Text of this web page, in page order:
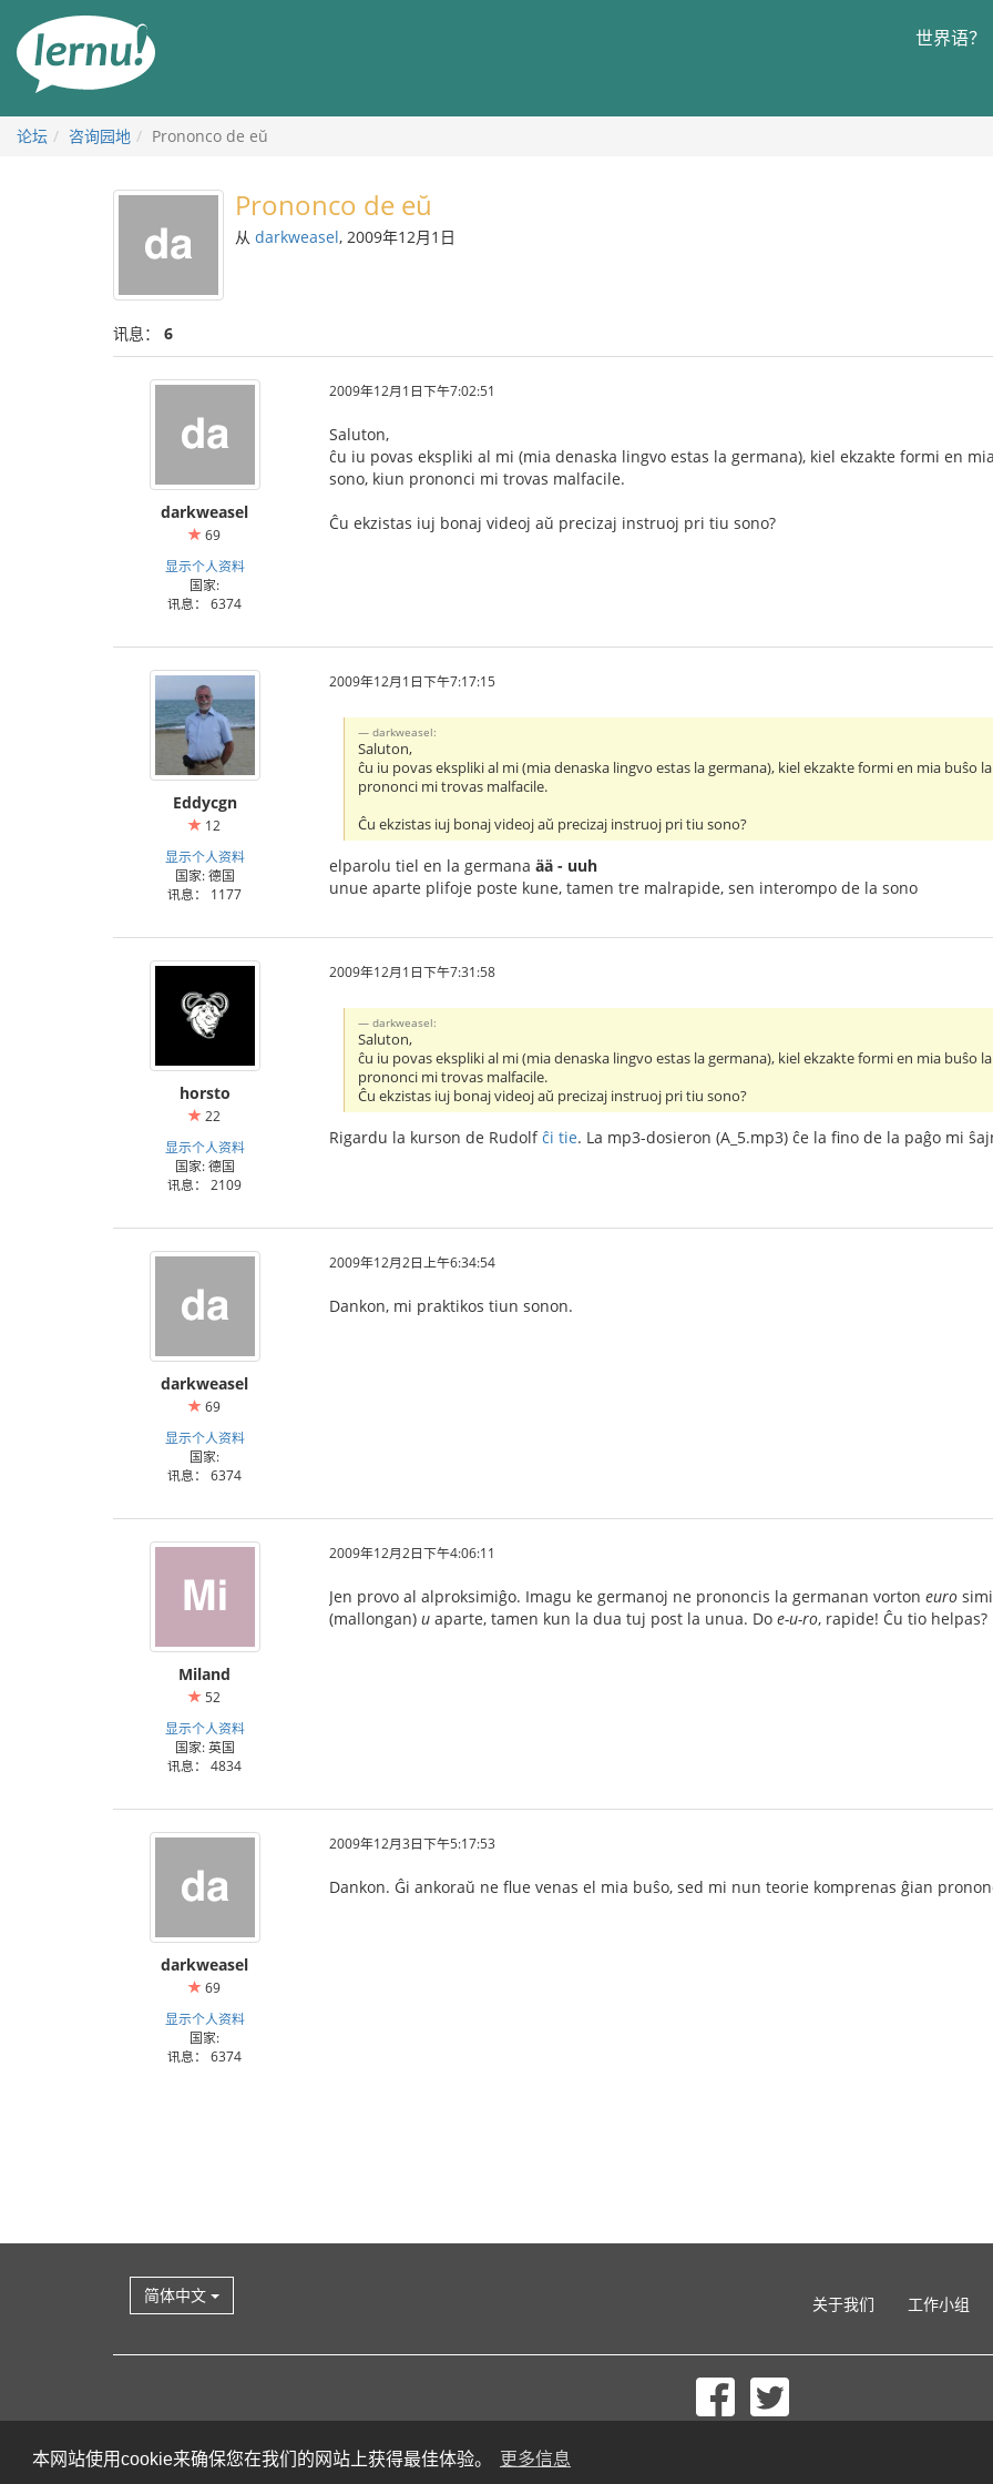
本网站使用cookie来确保您在我们的网站上获得最佳体验。 更多信息
世界语？
论坛 咨询园地 Prononco de eŭ
Prononco de eŭ
从 darkweasel, 2009年12月1日
讯息： 6
darkweasel
69
显示个人资料
国家:
讯息： 6374
2009年12月1日下午7:02:51
Saluton,
ĉu iu povas ekspliki al mi (mia denaska lingvo estas la germana), kiel ekzakte formi en
sono, kiun prononci mi trovas malfacile.
Ĉu ekzistas iuj bonaj videoj aŭ precizaj instruoj pri tiu sono?
Eddycgn
12
显示个人资料
国家: 德国
讯息： 1177
2009年12月1日下午7:17:15
darkweasel:
Saluton,
ĉu iu povas ekspliki al mi (mia denaska lingvo estas la germana), kiel ekzakte formi en mia buŝo
prononci mi trovas malfacile.
Ĉu ekzistas iuj bonaj videoj aŭ precizaj instruoj pri tiu sono?
elparolu tiel en la germana ää - uuh
unue aparte plifoje poste kune, tamen tre malrapide, sen interompo de la sono
horsto
22
显示个人资料
国家: 德国
讯息： 2109
2009年12月1日下午7:31:58
darkweasel:
Saluton,
ĉu iu povas ekspliki al mi (mia denaska lingvo estas la germana), kiel ekzakte formi en mia buŝo
prononci mi trovas malfacile.
Ĉu ekzistas iuj bonaj videoj aŭ precizaj instruoj pri tiu sono?
Rigardu la kurson de Rudolfĉi tie. La mp3-dosieron (A_5.mp3) ĉe la fino de la paĝo mi
darkweasel
69
显示个人资料
国家:
讯息： 6374
2009年12月2日上午6:34:54
Dankon, mi praktikos tiun sonon.
Miland
52
显示个人资料
国家: 英国
讯息： 4834
2009年12月2日下午4:06:11
Jen provo al alproksimiĝo. Imagu ke germanoj ne prononcis la germanan vorton euro
(mallongan) u aparte, tamen kun la dua tuj post la unua. Do e-u-ro, rapide! Ĉu tio helpas?
darkweasel
69
显示个人资料
国家:
讯息： 6374
2009年12月3日下午5:17:53
Dankon. Ĝi ankoraŭ ne flue venas el mia buŝo, sed mi nun teorie komprenas ĝian
简体中文 关于我们 工作小组